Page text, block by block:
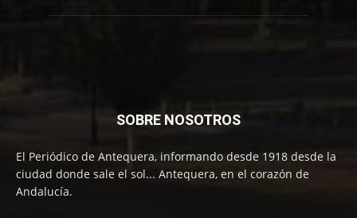
SOBRE NOSOTROS
El Periódico de Antequera, informando desde 1918 desde la
ciudad donde sale el sol... Antequera, en el corazón de
Andalucía.